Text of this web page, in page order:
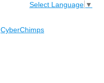
Select Language ▼
CyberChimps